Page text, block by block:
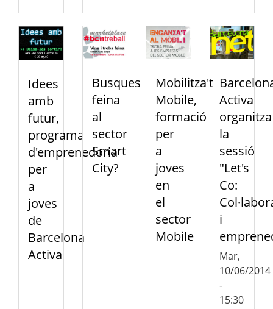
Idees
amb
futur,
programa
d'emprenedoria
per
a
joves
de
Barcelona
Activa
Busques
feina
al
sector
Smart
City?
Mobilitza't
Mobile,
formació
per
a
joves
en
el
sector
Mobile
Activa
organitza
la
sessió
"Let's
Co:
i
Mar,
10/06/2014
-
15:30